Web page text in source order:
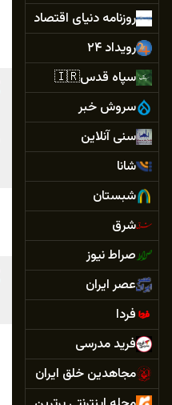
روزنامه دنیای اقتصاد
رویداد ۲۴
سپاه قدس🇮🇷
سروش خبر
سنی آنلاین
شانا
شبستان
شرق
صراط نیوز
عصر ایران
فردا
فرید مدرسی
مجاهدین خلق ایران